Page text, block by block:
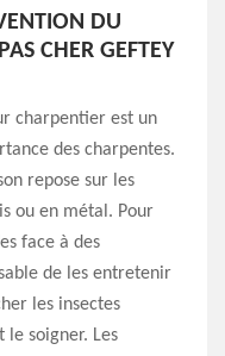
DU
CHER GEFTEY
charpentier est un
des charpentes.
repose sur les
ou en métal. Pour
face à des
de les entretenir
les insectes
le soigner. Les